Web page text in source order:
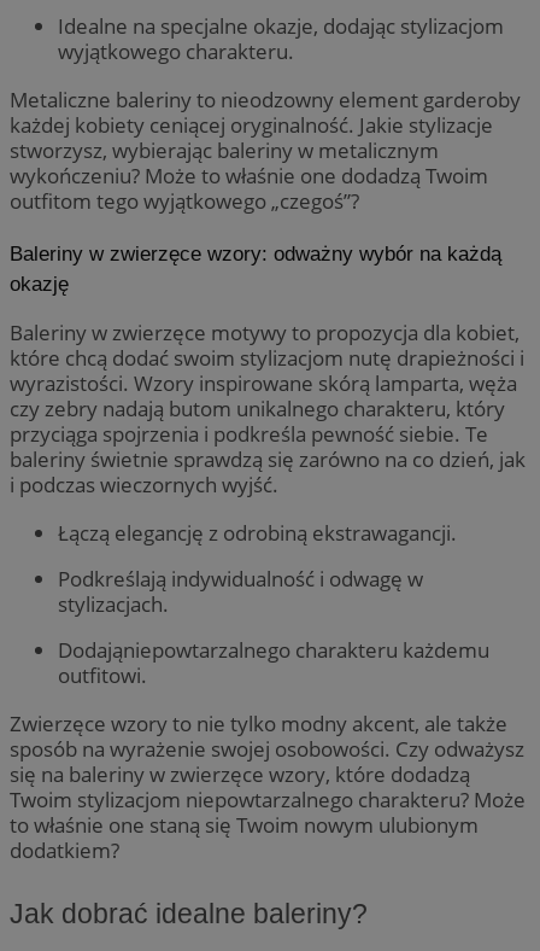
Idealne na specjalne okazje, dodając stylizacjom
wyjątkowego charakteru.
Metaliczne baleriny to nieodzowny element garderoby
każdej kobiety ceniącej oryginalność. Jakie stylizacje
stworzysz, wybierając baleriny w metalicznym
wykończeniu? Może to właśnie one dodadzą Twoim
outfitom tego wyjątkowego „czegoś”?
Baleriny w zwierzęce wzory: odważny wybór na każdą
okazję
Baleriny w zwierzęce motywy to propozycja dla kobiet,
które chcą dodać swoim stylizacjom nutę drapieżności i
wyrazistości. Wzory inspirowane skórą lamparta, węża
czy zebry nadają butom unikalnego charakteru, który
przyciąga spojrzenia i podkreśla pewność siebie. Te
baleriny świetnie sprawdzą się zarówno na co dzień, jak
i podczas wieczornych wyjść.
Łączą elegancję z odrobiną ekstrawagancji.
Podkreślają indywidualność i odwagę w
stylizacjach.
Dodająniepowtarzalnego charakteru każdemu
outfitowi.
Zwierzęce wzory to nie tylko modny akcent, ale także
sposób na wyrażenie swojej osobowości. Czy odważysz
się na baleriny w zwierzęce wzory, które dodadzą
Twoim stylizacjom niepowtarzalnego charakteru? Może
to właśnie one staną się Twoim nowym ulubionym
dodatkiem?
Jak dobrać idealne baleriny?